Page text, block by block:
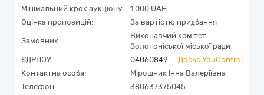
Мінімальний крок аукціону:
1 000 UAH
Оцінка пропозицій:
За вартістю придбання
Замовник:
Виконавчий комітет
Золотоніської міської ради
ЄДРПОУ:
04060849
Досьє YouControl
Контактна особа:
Мірошник Інна Валеріївна
Телефон:
380637375045